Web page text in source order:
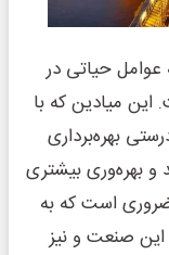
حیاتی در
میادین که با
بهره‌برداری
و بهره‌وری بیشتری
ضروری است که به
صنعت و نیز